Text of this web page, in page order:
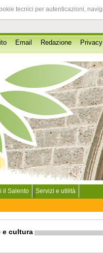
tecnici per autenticazioni,
Email Redazione
il Salento Servizi e utilità
e cultura